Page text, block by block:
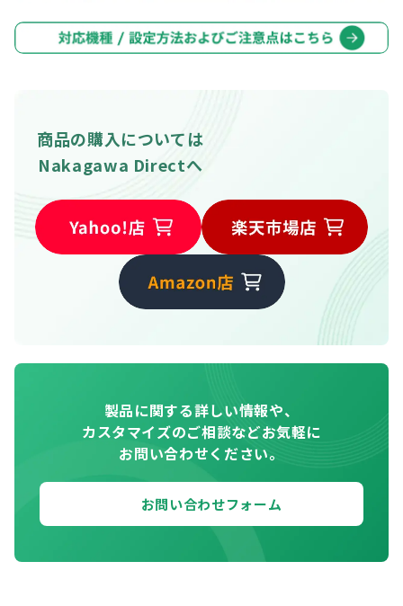
商品の購入については
Nakagawa Directへ
製品に関する詳しい情報や、
カスタマイズのご相談などお気軽に
お問い合わせください。
お問い合わせフォーム